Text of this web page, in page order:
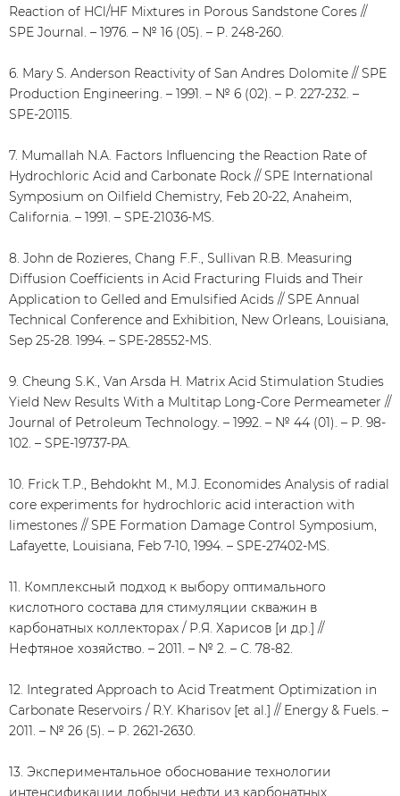
Reaction of HCl/HF Mixtures in Porous Sandstone Cores //
SPE Journal. – 1976. – № 16 (05). – Р. 248-260.
6. Mary S. Anderson Reactivity of San Andres Dolomite // SPE
Production Engineering. – 1991. – № 6 (02). – Р. 227-232. –
SPE-20115.
7. Mumallah N.A. Factors Influencing the Reaction Rate of
Hydrochloric Acid and Carbonate Rock // SPE International
Symposium on Oilfield Chemistry, Feb 20-22, Anaheim,
California. – 1991. – SPE-21036-MS.
8. John de Rozieres, Chang F.F., Sullivan R.B. Measuring
Diffusion Coefficients in Acid Fracturing Fluids and Their
Application to Gelled and Emulsified Acids // SPE Annual
Technical Conference and Exhibition, New Orleans, Louisiana,
Sep 25-28. 1994. – SPE-28552-MS.
9. Cheung S.K., Van Arsda H. Matrix Acid Stimulation Studies
Yield New Results With a Multitap Long-Core Permeameter //
Journal of Petroleum Technology. – 1992. – № 44 (01). – Р. 98-
102. – SPE-19737-PA.
10. Frick T.P., Behdokht M., M.J. Economides Analysis of radial
core experiments for hydrochloric acid interaction with
limestones // SPE Formation Damage Control Symposium,
Lafayette, Louisiana, Feb 7-10, 1994. – SPE-27402-MS.
11. Комплексный подход к выбору оптимального
кислотного состава для стимуляции скважин в
карбонатных коллекторах / Р.Я. Харисов [и др.] //
Нефтяное хозяйство. – 2011. – № 2. – С. 78-82.
12. Integrated Approach to Acid Treatment Optimization in
Carbonate Reservoirs / R.Y. Kharisov [et al.] // Energy & Fuels. –
2011. – № 26 (5). – Р. 2621-2630.
13. Экспериментальное обоснование технологии
интенсификации добычи нефти из карбонатных